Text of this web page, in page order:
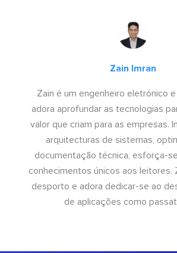
Zain Imran
Zain é um engenheiro eletrónico
adora aprofundar as tecnologias
valor que criam para as empresas.
arquitecturas de sistemas,
documentação técnica, esforça-
conhecimentos únicos aos leitores.
desporto e adora dedicar-se ao
de aplicações como